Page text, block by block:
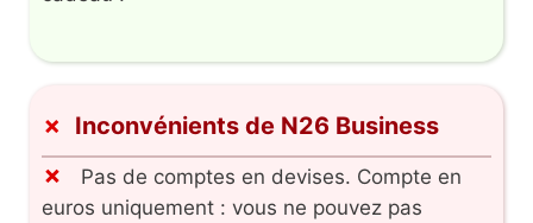
Inconvénients de N26 Business
Pas de comptes en devises. Compte en
euros uniquement : vous ne pouvez pas